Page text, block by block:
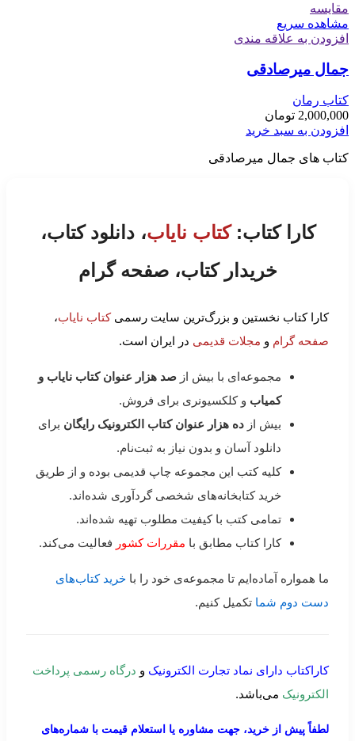
مقایسه
مشاهده سریع
افزودن به علاقه مندی
جمال میرصادقی
کتاب رمان
2,000,000 تومان
افزودن به سبد خرید
کتاب های جمال میرصادقی
کارا کتاب:کتاب نایاب، دانلود کتاب،
خریدار کتاب، صفحه گرام
کارا کتاب نخستین و بزرگ‌ترین سایت رسمیکتاب نایاب،
صفحه گرام و مجلات قدیمی در ایران است.
مجموعه‌ای با بیش از صد هزار عنوان کتاب نایاب و
کمیاب و کلکسیونری برای فروش.
بیش از ده هزار عنوان کتاب الکترونیک رایگان برای
دانلود آسان و بدون نیاز به ثبت‌نام.
کلیه کتب این مجموعه چاپ قدیمی بوده و از طریق
خرید کتابخانه‌های شخصی گردآوری شده‌اند.
تمامی کتب با کیفیت مطلوب تهیه شده‌اند.
کارا کتاب مطابق با مقررات کشور فعالیت می‌کند.
ما همواره آماده‌ایم تا مجموعه‌ی خود را با خرید کتاب‌های
دست دوم شما تکمیل کنیم.
کاراکتاب دارای نماد تجارت الکترونیک و درگاه رسمی پرداخت
الکترونیک می‌باشد.
لطفاً پیش از خرید، جهت مشاوره یا استعلام قیمت با شماره‌های